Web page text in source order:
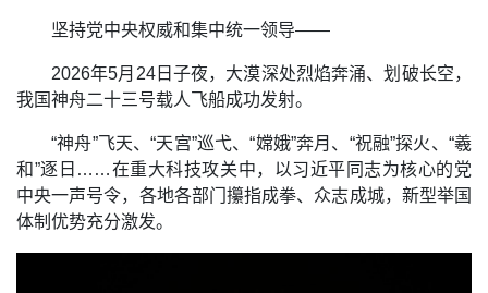
坚持党中央权威和集中统一领导——
2026年5月24日子夜，大漠深处烈焰奔涌、划破长空，
我国神舟二十三号载人飞船成功发射。
“神舟”飞天、“天宫”巡弋、“嫦娥”奔月、“祝融”探火、“羲
和”逐日……在重大科技攻关中，以习近平同志为核心的党
中央一声号令，各地各部门攥指成拳、众志成城，新型举国
体制优势充分激发。